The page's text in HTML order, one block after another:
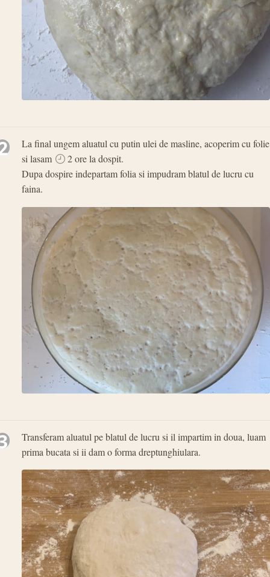
La final ungem aluatul cu putin ulei de masline, acoperim cu folie
si lasam
2 ore la dospit.
Dupa dospire indepartam folia si impudram blatul de lucru cu
faina.
Transferam aluatul pe blatul de lucru si il impartim in doua, luam
prima bucata si ii dam o forma dreptunghiulara.